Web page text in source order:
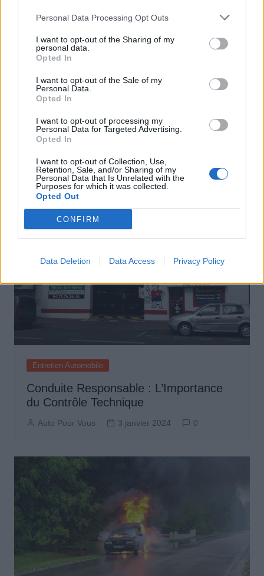
Personal Data Processing Opt Outs
I want to opt-out of the Sharing of my
personal data.
Opted In
I want to opt-out of the Sale of my
Personal Data.
Opted In
I want to opt-out of processing my
Personal Data for Targeted Advertising.
Opted In
I want to opt-out of Collection, Use,
Retention, Sale, and/or Sharing of my
Personal Data that Is Unrelated with the
Purposes for which it was collected.
Opted Out
CONFIRM
Data Deletion Data Access Privacy Policy
Actus Info Entretien Automobile
Conseils Hivernaux : Protégez votre
moteur contre le gel
Auto Pour Vous 4 janvier 2024
Entretien Automobile
Conduite Responsable : L’Importance
du Contrôle Technique
Auto Pour Vous 3 janvier 2024 0